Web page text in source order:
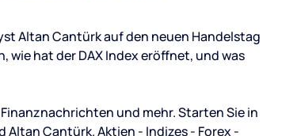
Altan Cantürk auf den neuen Handelstag
wie hat der DAX Index eröffnet, und was
und mehr. Starten Sie in
Altan Cantürk. Aktien - Indizes - Forex -